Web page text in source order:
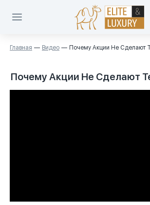
Главная Видео Почему Акции Не Сделают
Почему Акции Не Сделают